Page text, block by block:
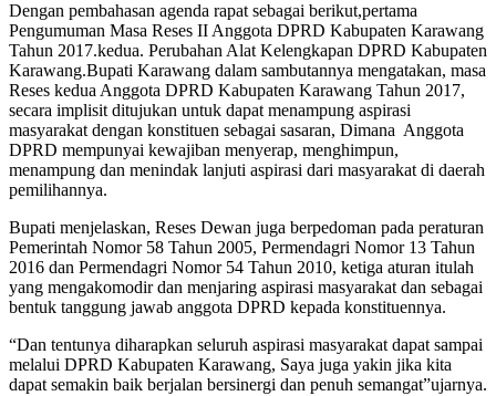
Dengan pembahasan agenda rapat sebagai berikut,pertama
Pengumuman Masa Reses II Anggota DPRD Kabupaten Karawang
Tahun 2017.kedua. Perubahan Alat Kelengkapan DPRD Kabupaten
Karawang.Bupati Karawang dalam sambutannya mengatakan, masa
Reses kedua Anggota DPRD Kabupaten Karawang Tahun 2017,
secara implisit ditujukan untuk dapat menampung aspirasi
masyarakat dengan konstituen sebagai sasaran, Dimana Anggota
DPRD mempunyai kewajiban menyerap, menghimpun,
menampung dan menindak lanjuti aspirasi dari masyarakat di daerah
pemilihannya.
Bupati menjelaskan, Reses Dewan juga berpedoman pada peraturan
Pemerintah Nomor 58 Tahun 2005, Permendagri Nomor 13 Tahun
2016 dan Permendagri Nomor 54 Tahun 2010, ketiga aturan itulah
yang mengakomodir dan menjaring aspirasi masyarakat dan sebagai
bentuk tanggung jawab anggota DPRD kepada konstituennya.
“Dan tentunya diharapkan seluruh aspirasi masyarakat dapat sampai
melalui DPRD Kabupaten Karawang, Saya juga yakin jika kita
dapat semakin baik berjalan bersinergi dan penuh semangat”ujarnya.